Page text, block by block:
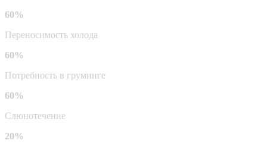
60%
Переносимость холода
60%
Потребность в груминге
60%
Слюнотечение
20%